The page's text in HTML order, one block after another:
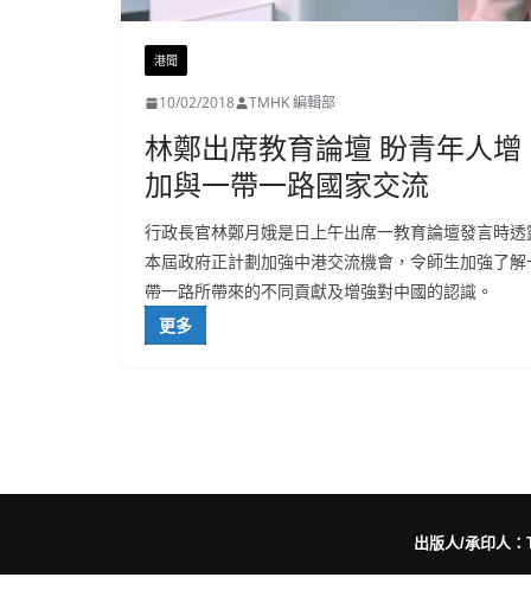
港聞
10/02/2018 TMHK 編輯部
林鄭出席教育論壇 盼青年人增
加與一帶一路國家交流
行政長官林鄭月娥是日上午出席一教育論壇發言時透
本屆政府正計劃加強中港交流機會，令師生加強了解
帶一路所帶來的不同貢獻及增強對中國的認識。
更多
出版人/承印人